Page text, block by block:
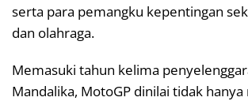
serta para pemangku kepentingan
dan olahraga.
Memasuki tahun kelima
Mandalika, MotoGP dinilai tidak